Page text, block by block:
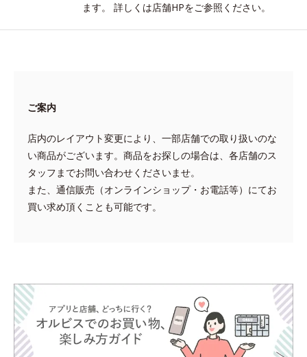
ます。 詳しくは店舗HPをご参照ください。
ご案内
店内のレイアウト変更により、一部店舗での取り扱いのな
い商品がございます。商品をお探しの場合は、各店舗のス
タッフまでお問い合わせくださいませ。
また、通信販売（オンラインショップ・お電話等）にてお
買い求め頂くことも可能です。